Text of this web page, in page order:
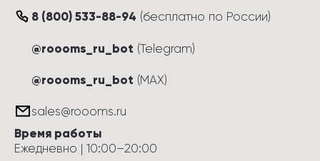
8 (800) 533-88-94 (бесплатно по России)
@roooms_ru_bot (Telegram)
@roooms_ru_bot (MAX)
sales@roooms.ru
Время работы
Ежедневно | 10:00–20:00